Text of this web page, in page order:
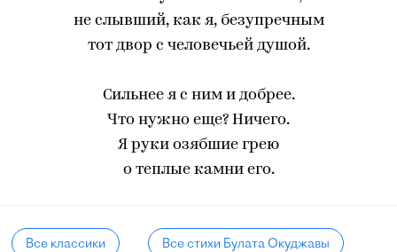
не слывший, как я, безупречным
тот двор с человечьей душой.
Сильнее я с ним и добрее.
Что нужно еще? Ничего.
Я руки озябшие грею
о теплые камни его.
Все классики Все стихи Булата Окуджавы